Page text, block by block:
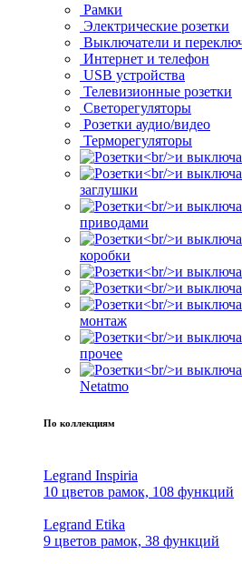
Рамки
Электрические розетки
Выключатели и
Интернет и телефон
USB устройства
Телевизионные розетки
Светорегуляторы
Розетки аудио/видео
Терморегуляторы
заглушки
приводами
коробки
монтаж
прочее
Netatmo
По коллекциям
Legrand Inspiria
10 цветов рамок, 108 функций
Legrand Etika
9 цветов рамок, 38 функций